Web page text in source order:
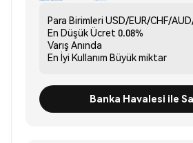
Para Birimleri USD/EUR/CHF/
En Düşük Ücret 0.08%
Varış Anında
En İyi Kullanım Büyük miktar
Banka Havalesi ile